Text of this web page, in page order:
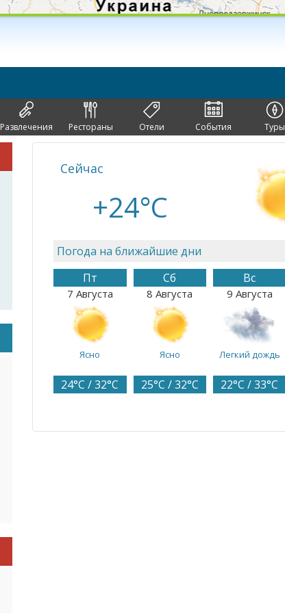
Развлечения Рестораны Отели События Туры
Сейчас
+24°C
Погода на ближайшие дни
Пт
7 Августа
Ясно
24°C / 32°C
Сб
8 Августа
Ясно
25°C / 32°C
Вс
9 Августа
Легкий дождь
22°C / 33°C